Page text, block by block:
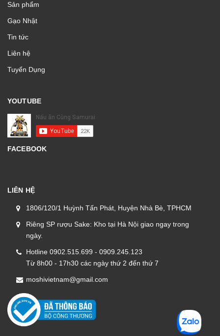
Sản phẩm
Gạo Nhật
Tin tức
Liên hệ
Tuyển Dụng
YOUTUBE
FACEBOOK
LIÊN HỆ
1806/120/1 Huỳnh Tấn Phát, Huyện Nhà Bè, TPHCM
Riêng SP rượu Sake: Kho tại Hà Nội giao ngay trong
ngày.
Hotline 0902.515.699 - 0909.245.123
Từ 8h00 - 17h30 các ngày thứ 2 đến thứ 7
moshivietnam@gmail.com